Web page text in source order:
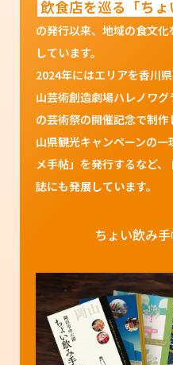
飲食店を巡る「ちょ
の発行以来、地域の食文
しています。
2024年にはエリアを香川
山芸術創造劇場ハレノワ
の芸術祭の開催記念で制
山県観光キャンペーンの
メ手帖」を発行するなど
誌にも発展しています。
ちょい飲み